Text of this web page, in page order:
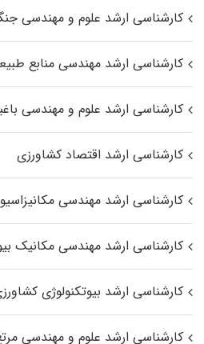
کارشناسی ارشد علوم و مهندسی
کارشناسی ارشد مهندسی منابع
کارشناسی ارشد علوم و مهندسی
کارشناسی ارشد اقتصاد کشاورزی
کارشناسی ارشد مهندسی
کارشناسی ارشد مهندسی مکانیک
کارشناسی ارشد بیوتکنولوژی
کارشناسی ارشد علوم و مهندسی